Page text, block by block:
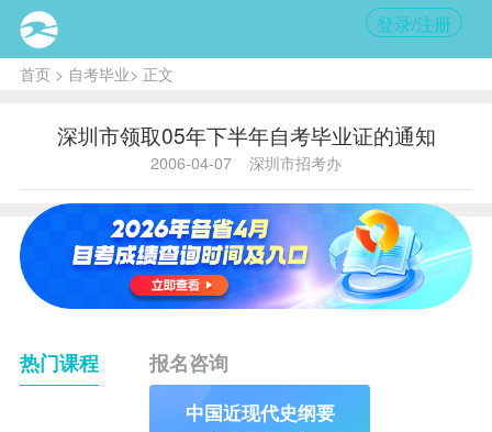
登录/注册
首页> 自考毕业> 正文
深圳市领取05年下半年自考毕业证的通知
2006-04-07 深圳市招考办
热门课程 报名咨询
中国近现代史纲要